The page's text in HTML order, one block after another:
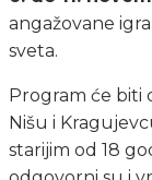
angažovane
sveta.
Program će biti
Nišu i
starijim od 18